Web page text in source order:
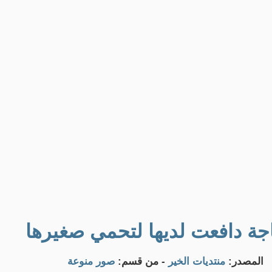
المصدر: منتديات الخير - من قسم: صور منوعة